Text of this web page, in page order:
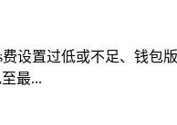
设置过低或不足、钱包
最...